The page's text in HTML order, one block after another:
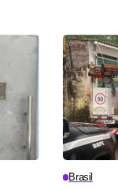
Brasil